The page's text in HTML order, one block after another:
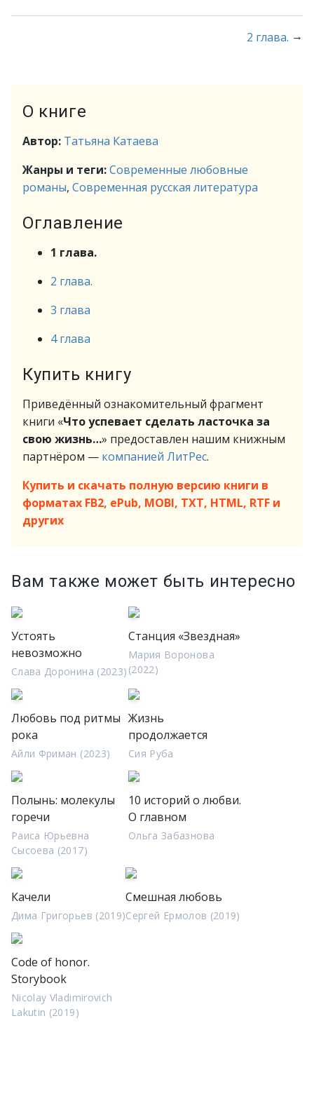
2 глава. →
О книге
Автор: Татьяна Катаева
Жанры и теги:Современные любовные
романы, Современная русская литература
Оглавление
1 глава.
2 глава.
3 глава
4 глава
Купить книгу
Приведённый ознакомительный фрагмент
книги «Что успевает сделать ласточка за
свою жизнь…» предоставлен нашим книжным
партнёром — компанией ЛитРес.
Купить и скачать полную версию книги в
форматах FB2, ePub, MOBI, TXT, HTML, RTF и
других
Вам также может быть интересно
Устоять
невозможно
Слава Доронина (2023)
Станция «Звездная»
Мария Воронова
(2022)
Любовь под ритмы
рока
Айли Фриман (2023)
Жизнь
продолжается
Сия Руба
Полынь: молекулы
горечи
Раиса Юрьевна
Сысоева (2017)
10 историй о любви.
О главном
Ольга Забазнова
Качели
Дима Григорьев (2019)
Смешная любовь
Сергей Ермолов (2019)
Code of honor.
Storybook
Nicolay Vladimirovich
Lakutin (2019)